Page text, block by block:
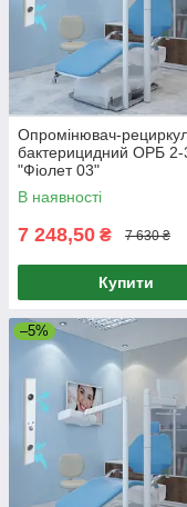
Опромінювач-
бактерицидний ОРБ 2-
"Фіолет 03"
В наявності
7 248,50 ₴ 7 630 ₴
Купити
–5%